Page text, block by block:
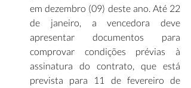
em dezembro (09) deste ano. Até 22
de janeiro, a vencedora deve
apresentar documentos para
comprovar condições prévias à
assinatura do contrato, que está
prevista para 11 de fevereiro de